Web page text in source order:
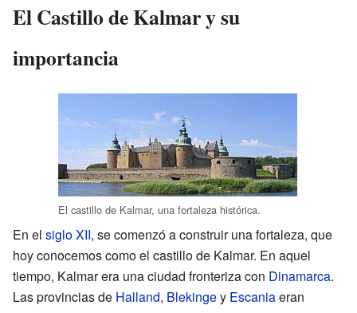
El Castillo de Kalmar y su
importancia
El castillo de Kalmar, una fortaleza histórica.
En el siglo XII, se comenzó a construir una fortaleza, que
hoy conocemos como el castillo de Kalmar. En aquel
tiempo, Kalmar era una ciudad fronteriza con Dinamarca.
Las provincias de Halland, Blekingey Escaniaeran